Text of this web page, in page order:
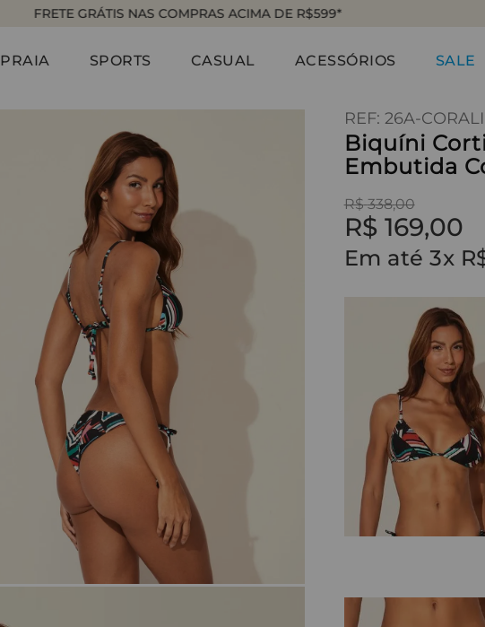
FRETE GRÁTIS NAS COMPRAS ACIMA DE R$599*
PRAIA SPORTS CASUAL ACESSÓRIOS SALE
: 26A-
Biquíni
Embutida
R$ 338,00
R$ 169,00
Em até3x